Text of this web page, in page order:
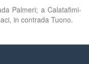
Palmeri; a Calatafimi-
in contrada Tuono.